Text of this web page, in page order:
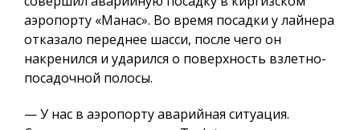
аэропорту «Манас». Во время посадки у лайнера
отказало переднее шасси, после чего он
накренился и ударился о поверхность взлетно-
посадочной полосы.
— У нас в аэропорту аварийная ситуация.